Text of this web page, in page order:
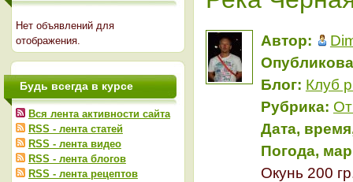
Автор:
Блог: Клуб
Рубрика:
Дата,
Погода,
Окунь 200
Нет объявлений для
отображения.
Будь всегда в курсе
Вся лента активности сайта
RSS - лента статей
RSS - лента видео
RSS - лента блогов
RSS - лента рецептов